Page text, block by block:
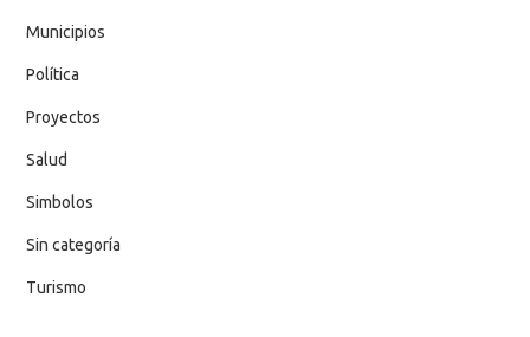
Municipios
Política
Proyectos
Salud
Simbolos
Sin categoría
Turismo